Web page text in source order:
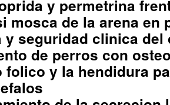
y permetrina
mosca de la arena en
y seguridad clinica del
de perros con
folico y la hendidura